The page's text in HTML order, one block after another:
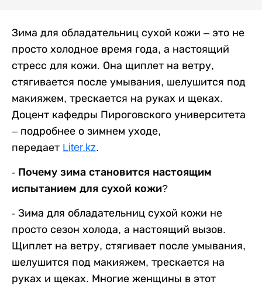
Зима для обладательниц сухой кожи – это не
просто холодное время года, а настоящий
стресс для кожи. Она щиплет на ветру,
стягивается после умывания, шелушится под
макияжем, трескается на руках и щеках.
Доцент кафедры Пироговского университета
– подробнее о зимнем уходе,
передает Liter.kz.
- Почему зима становится настоящим
испытанием для сухой кожи?
- Зима для обладательниц сухой кожи не
просто сезон холода, а настоящий вызов.
Щиплет на ветру, стягивает после умывания,
шелушится под макияжем, трескается на
руках и щеках. Многие женщины в этот